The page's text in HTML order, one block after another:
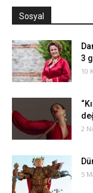
Sosyal
3
10
2
5